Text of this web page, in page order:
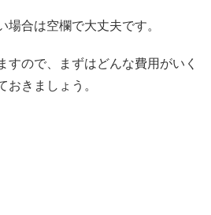
合は空欄で大丈夫です。
すので、まずはどんな費用がいく
おきましょう。